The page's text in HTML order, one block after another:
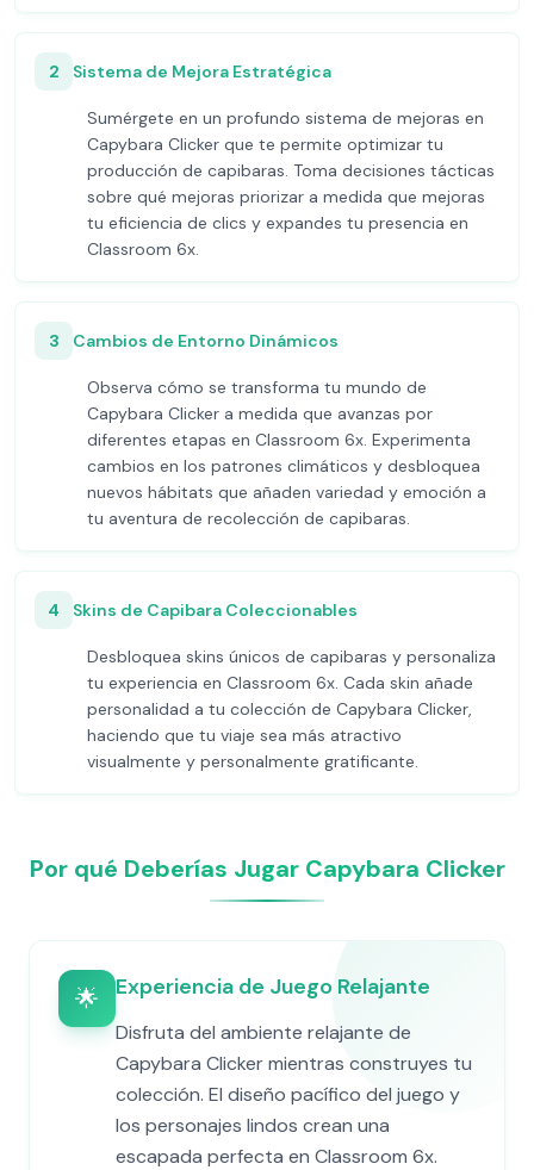
2 Sistema de Mejora Estratégica
Sumérgete en un profundo sistema de mejoras en
Capybara Clicker que te permite optimizar tu
producción de capibaras. Toma decisiones tácticas
sobre qué mejoras priorizar a medida que mejoras
tu eficiencia de clics y expandes tu presencia en
Classroom 6x.
3 Cambios de Entorno Dinámicos
Observa cómo se transforma tu mundo de
Capybara Clicker a medida que avanzas por
diferentes etapas en Classroom 6x. Experimenta
cambios en los patrones climáticos y desbloquea
nuevos hábitats que añaden variedad y emoción a
tu aventura de recolección de capibaras.
4 Skins de Capibara Coleccionables
Desbloquea skins únicos de capibaras y personaliza
tu experiencia en Classroom 6x. Cada skin añade
personalidad a tu colección de Capybara Clicker,
haciendo que tu viaje sea más atractivo
visualmente y personalmente gratificante.
Por qué Deberías Jugar Capybara Clicker
🌟 Experiencia de Juego Relajante
Disfruta del ambiente relajante de
Capybara Clicker mientras construyes tu
colección. El diseño pacífico del juego y
los personajes lindos crean una
escapada perfecta en Classroom 6x.